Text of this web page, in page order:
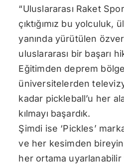
“Uluslararası Raket
çıktığımız bu yolculuk,
yanında yürütülen
uluslararası bir başarı
Eğitimden deprem
üniversitelerden
kadar pickleball’u her
kılmayı başardık.
Şimdi ise ‘Pickles’
ve her kesimden
her ortama uyarlanabilir